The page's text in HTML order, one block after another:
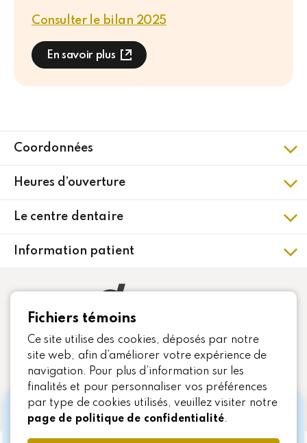
Consulter le bilan 2025
En savoir plus
Coordonnées
Saint-Constant,
Heures d’ouverture
20h30
Mercredi
Dimanche
Le centre dentaire
À propos
Carrières
Nous joindre
Politique de confidentialité
Politique sur les témoins
Information patient
Avant / après un traitement
Enfant / Bébé
Évaluation post-traitement
Suivez-nous
📣 Régime canadien de soins
dentaires
Fichiers témoins
Ce site utilise des cookies, déposés par notre
site web, afin d’améliorer votre expérience de
navigation. Pour plus d’information sur les
finalités et pour personnaliser vos préférences
par type de cookies utilisés, veuillez visiter notre
page de politique de confidentialité.